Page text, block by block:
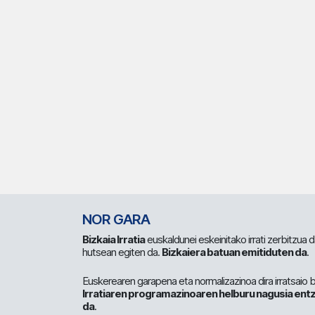
NOR GARA
Bizkaia Irratiaeuskaldunei eskeinitako irrati zerbitzua
hutsean egiten da. Bizkaiera batuan emitiduten da.
Euskerearen garapena eta normalizazinoa dira
Irratiaren programazinoaren helburu nagusia
da.